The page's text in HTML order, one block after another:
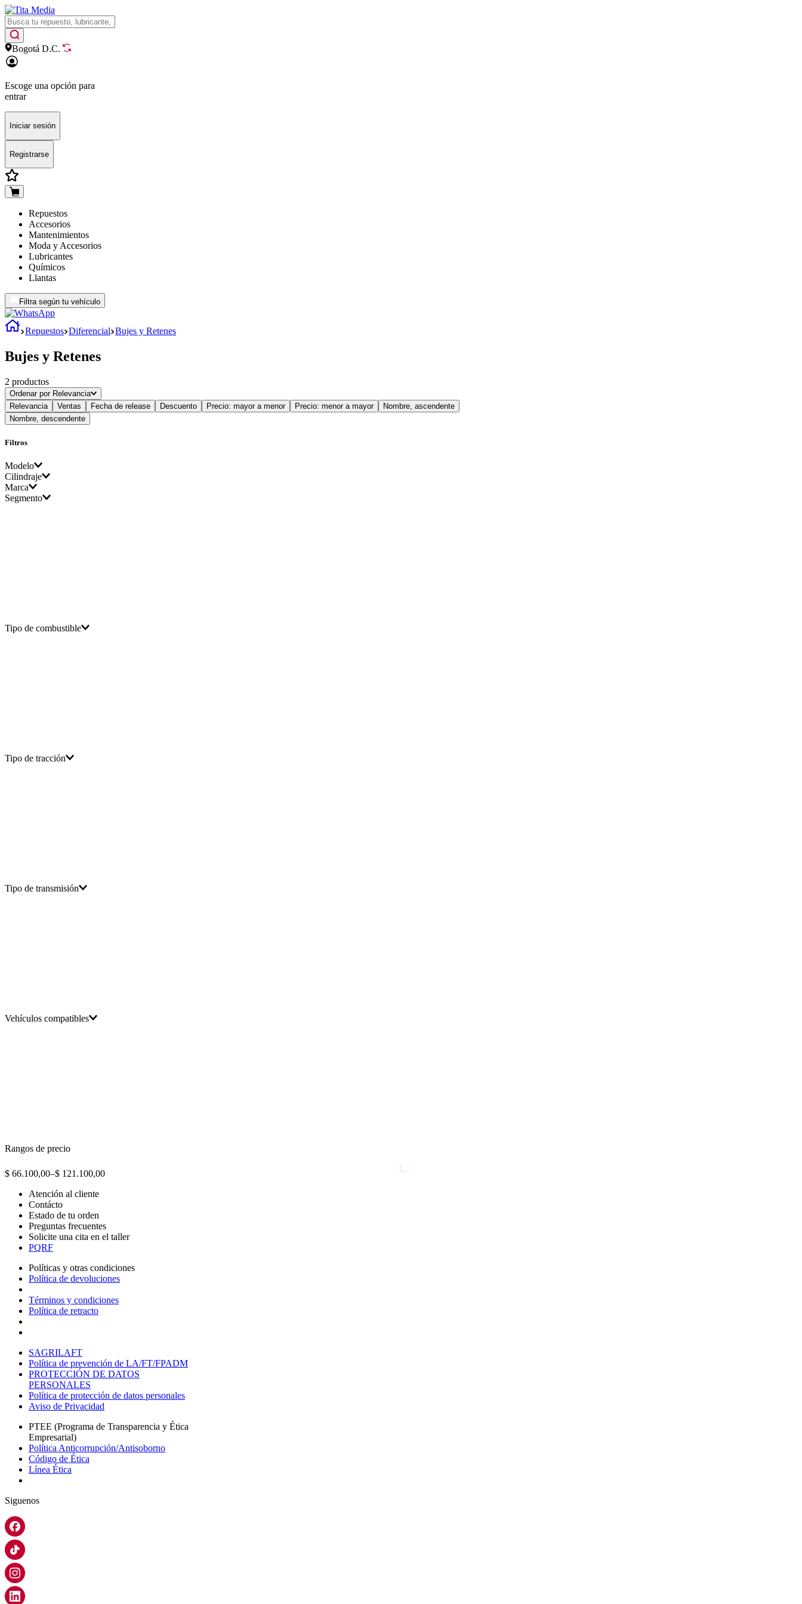
Bogotá D.C.
Escoge una opción para
entrar
Iniciar sesión
Registrarse
Repuestos
Accesorios
Mantenimientos
Moda y Accesorios
Lubricantes
Químicos
Llantas
Filtra según tu vehículo
Repuestos Diferencial Bujes y Retenes
Bujes y Retenes
2 productos
Ordenar por Relevancia
Relevancia
Ventas Fecha de release Descuento Precio: mayor a menor Precio: menor a mayor
Nombre, ascendente
Nombre, descendente
Filtros
Modelo
Murano Z50
Cilindraje
2.500
Marca
Segmento
Tipo de combustible
Tipo de tracción
Tipo de transmisión
Vehículos compatibles
Rangos de precio
$ 66.100,00–$ 121.100,00
Atención al cliente
Contácto
Estado de tu orden
Preguntas frecuentes
Solicite una cita en el taller
PQRF
Políticas y otras condiciones
Política de devoluciones
Términos y condiciones
Política de retracto
SAGRILAFT
Política de prevención de LA/FT/FPADM
PROTECCIÓN DE DATOS
PERSONALES
Política de protección de datos personales
Aviso de Privacidad
PTEE (Programa de Transparencia y Ética
Empresarial)
Política Anticorrupción/Antisoborno
Código de Ética
Línea Ética
Siguenos